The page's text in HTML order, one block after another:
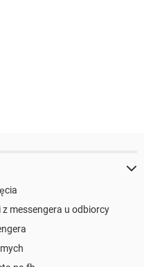
messengera u odbiorcy